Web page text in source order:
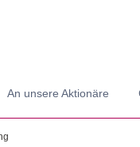
An unsere Aktionäre